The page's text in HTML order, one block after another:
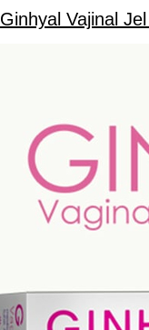
Ginhyal Vajinal